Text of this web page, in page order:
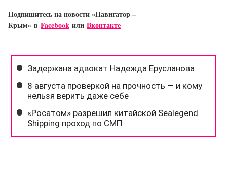
Подпишитесь на новости «Навигатор –
Крым» в Facebook или Вконтакте